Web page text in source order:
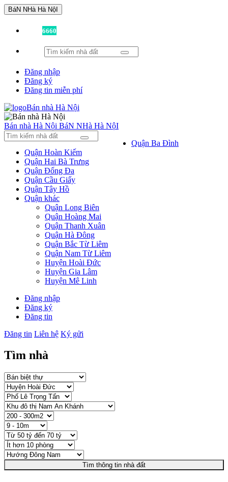
BáN NHà Hà NộI
6660
Đăng nhập
Đăng ký
Đăng tin miễn phí
Bán nhà Hà Nội BáN NHà Hà NộI
Quận Ba Đình
Quận Hoàn Kiếm
Quận Hai Bà Trưng
Quận Đống Đa
Quận Cầu Giấy
Quận Tây Hồ
Quận khác
Quận Long Biên
Quận Hoàng Mai
Quận Thanh Xuân
Quận Hà Đông
Quận Bắc Từ Liêm
Quận Nam Từ Liêm
Huyện Hoài Đức
Huyện Gia Lâm
Huyện Mê Linh
Đăng nhập
Đăng ký
Đăng tin
Đăng tin Liên hệ Ký gửi
Tìm nhà
Tìm thông tin nhà đất